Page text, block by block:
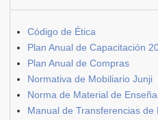
Código de Ética
Plan Anual de Capacitación
Plan Anual de Compras
Normativa de Mobiliario Junji
Norma de Material de
Manual de Transferencias